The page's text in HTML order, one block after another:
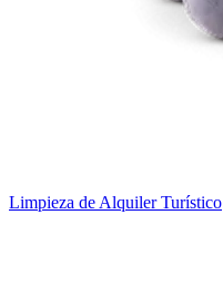
Limpieza de Alquiler Turístico